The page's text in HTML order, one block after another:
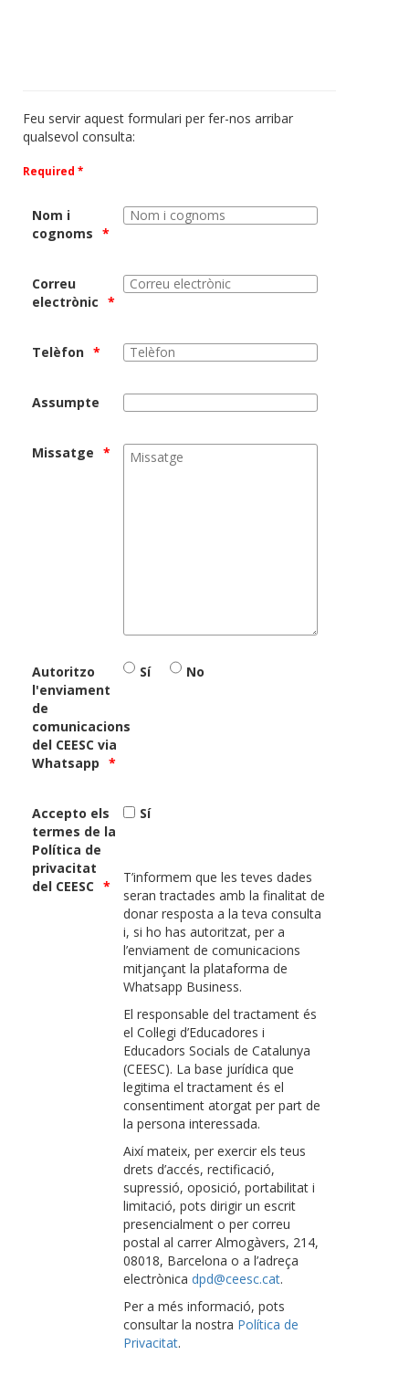
Feu servir aquest formulari per fer-nos arribar
qualsevol consulta:
Required *
Nom i
cognoms
Correu
electrònic
Telèfon
Assumpte
Missatge
Autoritzo
l'enviament
de
comunicacions
del CEESC via
Whatsapp
Sí No
Accepto els
termes de la
Política de
privacitat
del CEESC
Sí
T’informem que les teves dades
seran tractades amb la finalitat de
donar resposta a la teva consulta
i, si ho has autoritzat, per a
l’enviament de comunicacions
mitjançant la plataforma de
Whatsapp Business.
El responsable del tractament és
el Col·legi d’Educadores i
Educadors Socials de Catalunya
(CEESC). La base jurídica que
legitima el tractament és el
consentiment atorgat per part de
la persona interessada.
Així mateix, per exercir els teus
drets d’accés, rectificació,
supressió, oposició, portabilitat i
limitació, pots dirigir un escrit
presencialment o per correu
postal al carrer Almogàvers, 214,
08018, Barcelona o a l’adreça
electrònicadpd@ceesc.cat.
Per a més informació, pots
consultar la nostra Política de
Privacitat.